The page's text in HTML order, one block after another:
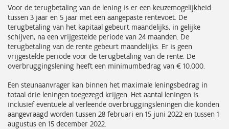
Voor de terugbetaling van de lening is er een keuzemogelijkheid
tussen 3 jaar en 5 jaar met een aangepaste rentevoet. De
terugbetaling van het kapitaal gebeurt maandelijks, in gelijke
schijven, na een vrijgestelde periode van 24 maanden. De
terugbetaling van de rente gebeurt maandelijks. Er is geen
vrijgestelde periode voor de terugbetaling van de rente. De
overbruggingslening heeft een minimumbedrag van € 10.000.
Een steunaanvrager kan binnen het maximale leningsbedrag in
totaal drie leningen toegezegd krijgen. Het aantal leningen is
inclusief eventuele al verleende overbruggingsleningen die konden
aangevraagd worden tussen 28 februari en 15 juni 2022 en tussen 1
augustus en 15 december 2022.